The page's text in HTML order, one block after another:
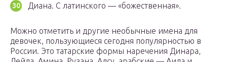
Диана. С латинского — «божественная».
Можно отметить и другие необычные имена для
девочек, пользующиеся сегодня популярностью в
России. Это татарские формы наречения Динара,